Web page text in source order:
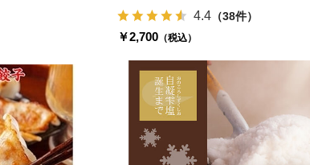
4.4 （38件）
￥2,700 （税込）